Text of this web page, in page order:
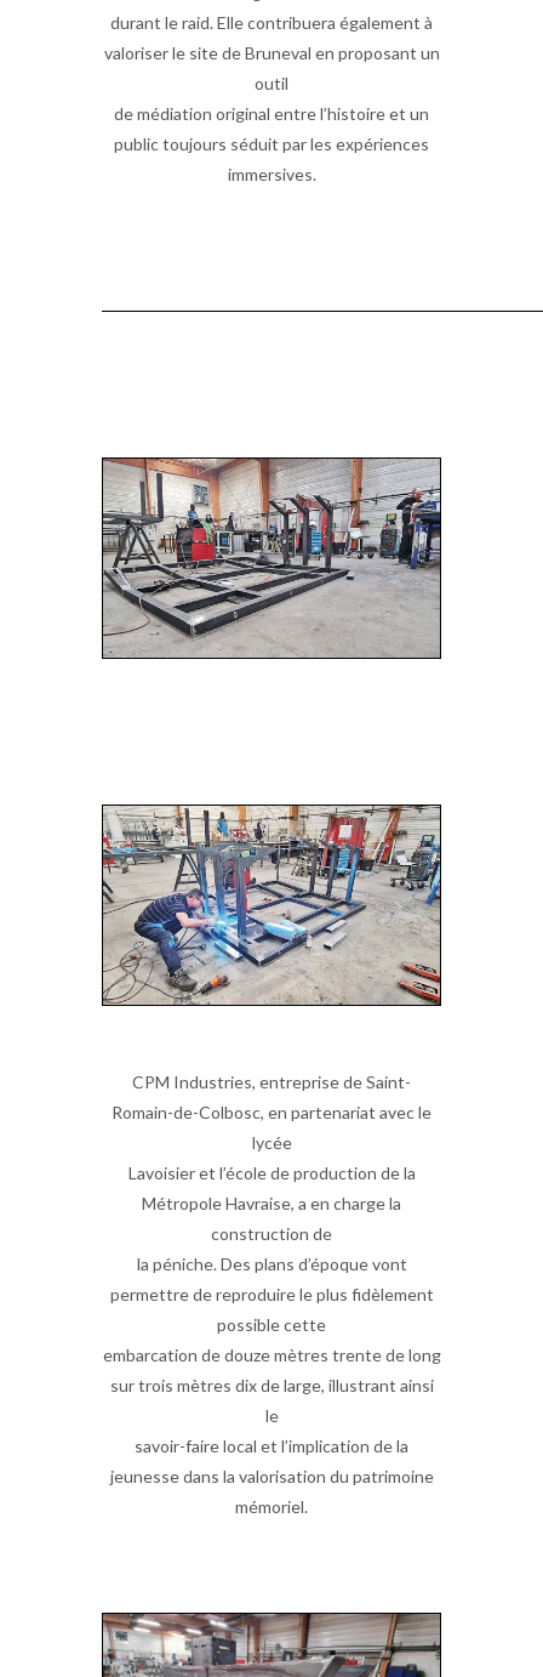
durant le raid. Elle contribuera également à
valoriser le site de Bruneval en proposant un
outil
de médiation original entre l’histoire et un
public toujours séduit par les expériences
immersives.
CPM Industries, entreprise de Saint-
Romain-de-Colbosc, en partenariat avec le
lycée
Lavoisier et l’école de production de la
Métropole Havraise, a en charge la
construction de
la péniche. Des plans d’époque vont
permettre de reproduire le plus fidèlement
possible cette
embarcation de douze mètres trente de long
sur trois mètres dix de large, illustrant ainsi
le
savoir-faire local et l’implication de la
jeunesse dans la valorisation du patrimoine
mémoriel.